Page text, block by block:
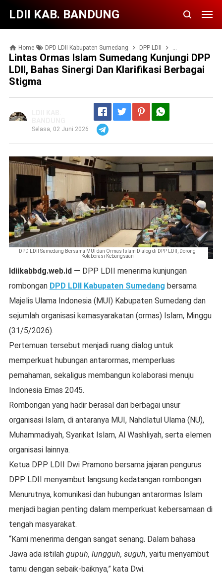
LDII KAB. BANDUNG
Home DPD LDII Kabupaten Sumedang DPP LDII DPW LDII Jawa
Lintas Ormas Islam Sumedang Kunjungi DPP
LDII, Bahas Sinergi Dan Klarifikasi Berbagai
Stigma
Selasa, 02 Juni 2026
DPD LDII Sumedang Bersama MUI dan Ormas Islam Dialog di DPP LDII, Dorong
Kolaborasi Kebangsaan
ldiikabbdg.web.id — DPP LDII menerima kunjungan
rombongan DPD LDII Kabupaten Sumedang bersama
Majelis Ulama Indonesia (MUI) Kabupaten Sumedang dan
sejumlah organisasi kemasyarakatan (ormas) Islam, Minggu
(31/5/2026).
Pertemuan tersebut menjadi ruang dialog untuk
memperkuat hubungan antarormas, memperluas
pemahaman, sekaligus membangun kolaborasi menuju
Indonesia Emas 2045.
Rombongan yang hadir berasal dari berbagai unsur
organisasi Islam, di antaranya MUI, Nahdlatul Ulama (NU),
Muhammadiyah, Syarikat Islam, Al Washliyah, serta elemen
organisasi lainnya.
Ketua DPP LDII Dwi Pramono bersama jajaran pengurus
DPP LDII menyambut langsung kedatangan rombongan.
Menurutnya, komunikasi dan hubungan antarormas Islam
menjadi bagian penting dalam memperkuat kebersamaan di
tengah masyarakat.
“Kami menerima dengan sangat senang. Dalam bahasa
Jawa ada istilah gupuh, lungguh, suguh, yaitu menyambut
tamu dengan sebaik-baiknya,” kata Dwi.